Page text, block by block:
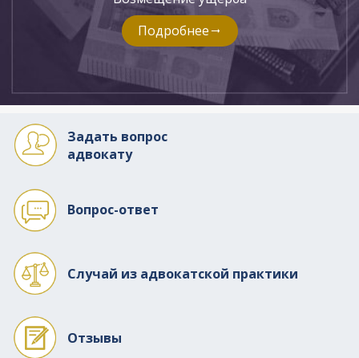
Подробнее
Задать вопрос
адвокату
Вопрос-ответ
Случай из адвокатской практики
Отзывы